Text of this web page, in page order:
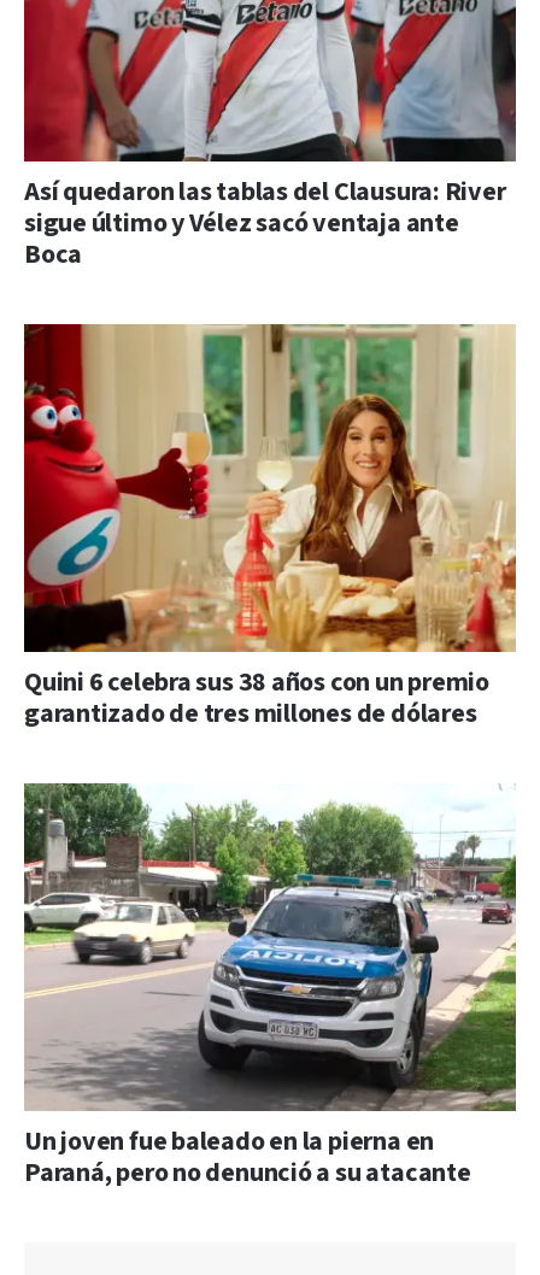
Así quedaron las tablas del Clausura: River
sigue último y Vélez sacó ventaja ante
Boca
Quini 6 celebra sus 38 años con un premio
garantizado de tres millones de dólares
Un joven fue baleado en la pierna en
Paraná, pero no denunció a su atacante